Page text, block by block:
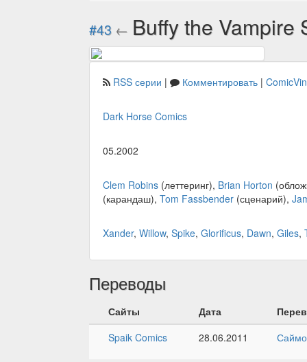
#43 ← Buffy the
RSS серии | Комментировать |
Dark Horse Comics
05.2002
Clem Robins (леттеринг), Brian Horton
(карандаш), Tom Fassbender (сценарий),
Xander, Willow, Spike, Glorificus, Dawn, Giles,
Переводы
Сайты Дата
Spaik Comics
28.06.2011